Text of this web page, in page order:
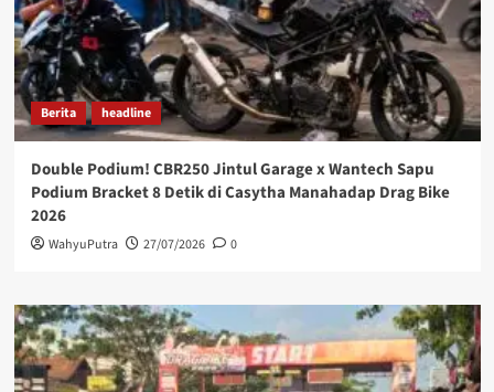
Berita headline
Double Podium! CBR250 Jintul Garage x Wantech Sapu
Podium Bracket 8 Detik di Casytha Manahadap Drag Bike
2026
WahyuPutra 27/07/2026 0